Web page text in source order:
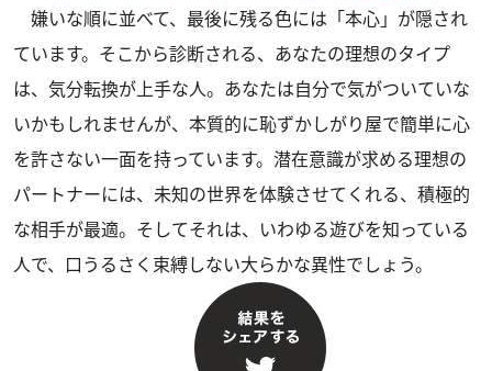
嫌いな順に並べて、最後に残る色には「本心」が隠され
ています。そこから診断される、あなたの理想のタイプ
は、気分転換が上手な人。あなたは自分で気がついていな
いかもしれませんが、本質的に恥ずかしがり屋で簡単に心
を許さない一面を持っています。潜在意識が求める理想の
パートナーには、未知の世界を体験させてくれる、積極的
な相手が最適。そしてそれは、いわゆる遊びを知っている
人で、口うるさく束縛しない大らかな異性でしょう。